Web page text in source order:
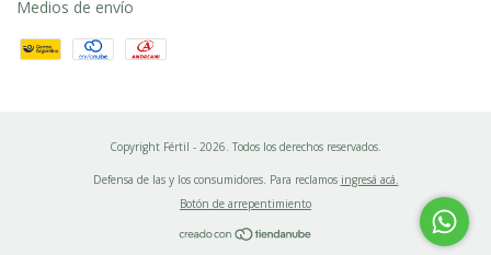
Medios de envío
Copyright Fértil - 2026. Todos los derechos reservados.
Defensa de las y los consumidores. Para reclamos ingresá acá.
Botón de arrepentimiento